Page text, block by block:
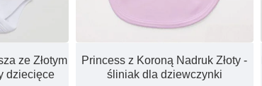
ze Złotym
dziecięce
Princess z Koroną Nadruk Złoty -
śliniak dla dziewczynki